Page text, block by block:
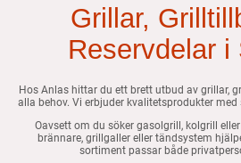
Grillar,
Reservdelar i
Hos Anlas hittar du ett brett utbud av grillar,
alla behov. Vi erbjuder kvalitetsprodukter med
Oavsett om du söker gasolgrill, kolgrill
brännare, grillgaller eller tändsystem
sortiment passar både